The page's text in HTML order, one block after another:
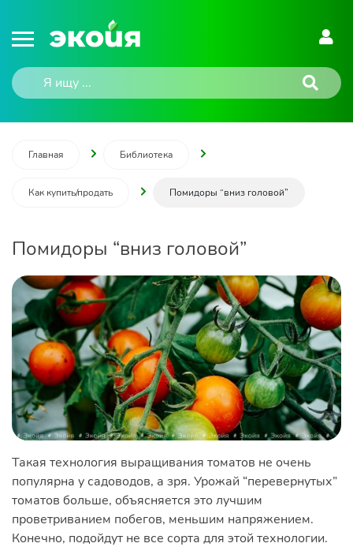
Главная Библиотека
Как купить/продать Помидоры “вниз головой”
Помидоры “вниз головой”
Такая технология выращивания томатов не очень
популярна у садоводов, а зря. Урожай “перевернутых”
томатов больше, объясняется это лучшим
проветриванием побегов, меньшим напряжением.
Конечно, подойдут не все сорта для этой технологии.